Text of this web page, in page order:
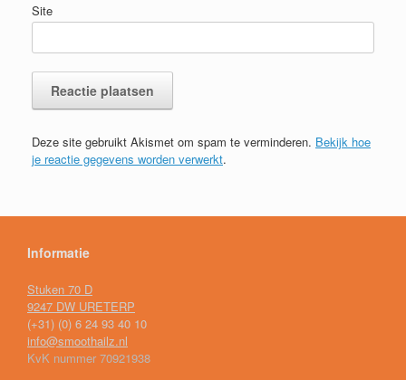
Site
Deze site gebruikt Akismet om spam te verminderen. Bekijk hoe
je reactie gegevens worden verwerkt.
Informatie
Stuken 70 D
9247 DW URETERP
(+31) (0) 6 24 93 40 10
info@smoothailz.nl
KvK nummer 70921938